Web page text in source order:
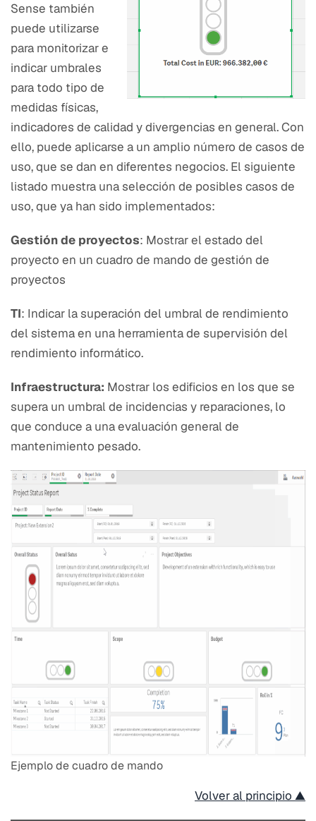
Sense también
puede utilizarse
para monitorizar e
indicar umbrales
para todo tipo de
medidas físicas,
indicadores de calidad y divergencias en general. Con
ello, puede aplicarse a un amplio número de casos de
uso, que se dan en diferentes negocios. El siguiente
listado muestra una selección de posibles casos de
uso, que ya han sido implementados:
Gestión de proyectos: Mostrar el estado del
proyecto en un cuadro de mando de gestión de
proyectos
TI: Indicar la superación del umbral de rendimiento
del sistema en una herramienta de supervisión del
rendimiento informático.
Infraestructura: Mostrar los edificios en los que se
supera un umbral de incidencias y reparaciones, lo
que conduce a una evaluación general de
mantenimiento pesado.
Ejemplo de cuadro de mando
Volver al principio ▲